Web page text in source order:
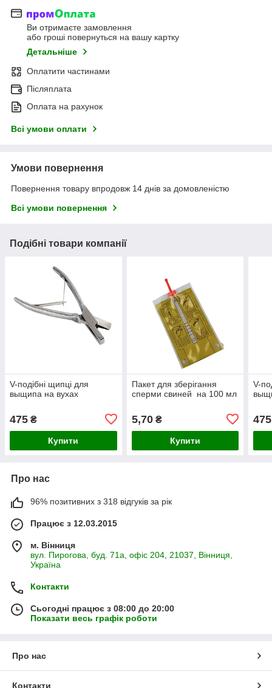
Ви отримаєте замовлення
або гроші повернуться на вашу картку
Детальніше
Оплатити частинами
Післяплата
Оплата на рахунок
Всі умови оплати
Умови повернення
Повернення товару впродовж 14 днів за домовленістю
Всі умови повернення
Подібні товари компанії
V-подібні щипці для
выщипа на вухах
475 ₴
Купити
Пакет для зберігання
сперми свиней на 100 мл
5,70₴
Купити
V-
475
Про нас
96% позитивних з 318 відгуків за рік
Працює з 12.03.2015
м. Вінниця
вул. Пирогова, буд. 71а, офіс 204, 21037, Вінниця,
Україна
Контакти
Сьогодні працює з 08:00 до 20:00
Показати весь графік роботи
Про нас
Контакти